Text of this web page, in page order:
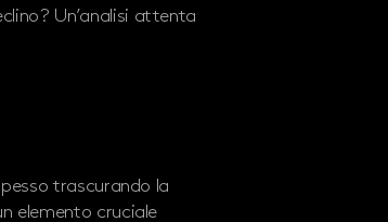
Un’analisi attenta
trascurando la
elemento cruciale